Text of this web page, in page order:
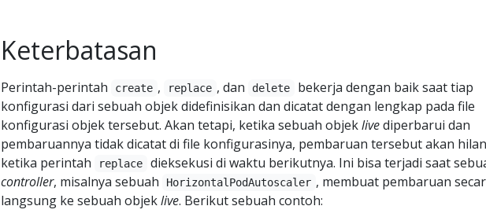
Keterbatasan
Perintah-perintah create , replace , dan delete
bekerja dengan baik saat tiap
konfigurasi dari sebuah objek didefinisikan dan dicatat dengan lengkap pada file
konfigurasi objek tersebut. Akan tetapi, ketika sebuah objeklivediperbarui dan
pembaruannya tidak dicatat di file konfigurasinya, pembaruan tersebut akan
ketika perintah
replace
dieksekusi di waktu berikutnya. Ini bisa terjadi saat
controller, misalnya sebuah HorizontalPodAutoscaler , membuat pembaruan
langsung ke sebuah objeklive. Berikut sebuah contoh: